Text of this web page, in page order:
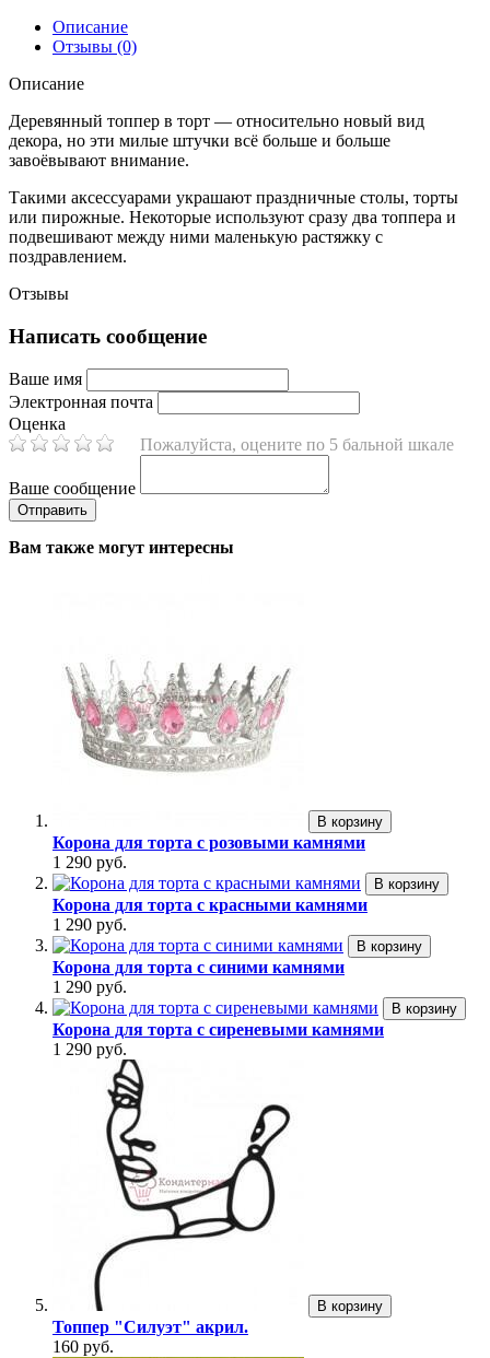
Описание
Отзывы (0)
Описание
Деревянный топпер в торт — относительно новый вид
декора, но эти милые штучки всё больше и больше
завоёвывают внимание.
Такими аксессуарами украшают праздничные столы, торты
или пирожные. Некоторые используют сразу два топпера и
подвешивают между ними маленькую растяжку с
поздравлением.
Отзывы
Написать сообщение
Ваше имя
Электронная почта
Оценка
Пожалуйста, оцените по 5 бальной шкале
Ваше сообщение
Вам также могут интересны
В корзину
Корона для торта с розовыми камнями
1 290 руб.
В корзину
Корона для торта с красными камнями
1 290 руб.
В корзину
Корона для торта с синими камнями
1 290 руб.
В корзину
Корона для торта с сиреневыми камнями
1 290 руб.
В корзину
Топпер "Силуэт" акрил.
160 руб.